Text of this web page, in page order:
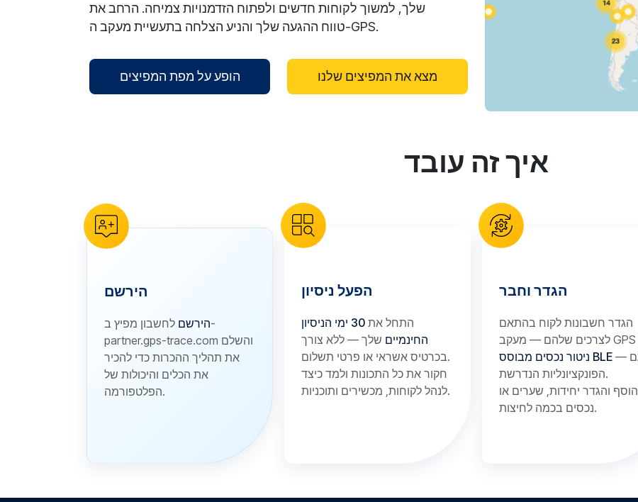
שלך, למשוך לקוחות חדשים ולפתוח הזדמנויות צמיחה. הרחב את
טווח ההגעה שלך והניע הצלחה בתעשיית מעקב ה-GPS.
הופע על מפת המפיצים מצא את המפיצים שלנו
איך זה עובד
הירשם
הירשם לחשבון מפיץ ב-
partner.gps-trace.com והשלם
את תהליך ההכרות כדי להכיר
את הכלים והיכולות של
הפלטפורמה.
הפעל ניסיון
התחל את
30 ימי הניסיון
החינמיים שלך — ללא צורך
בכרטיס אשראי או פרטי תשלום.
חקור את כל התכונות ולמד כיצד
לנהל לקוחות, מכשירים ותוכניות.
הגדר וחבר
הגדר חשבונות לקוח בהתאם
ניטור נכסים מבוסס BLE — עם
הפונקציונליות הנדרשת.
הוסף והגדר יחידות, שערים או
נכסים בכמה לחיצות.